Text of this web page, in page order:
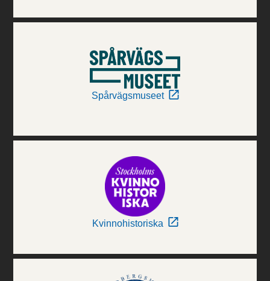
Spårvägsmuseet
Kvinnohistoriska